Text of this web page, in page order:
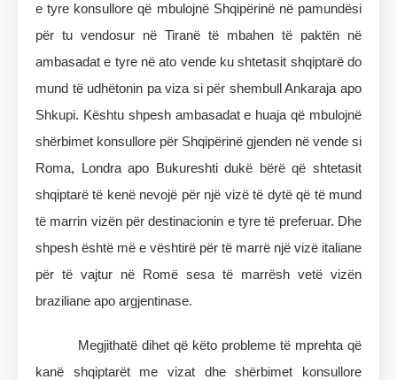
e tyre konsullore që mbulojnë Shqipërinë në pamundësi
për tu vendosur në Tiranë të mbahen të paktën në
ambasadat e tyre në ato vende ku shtetasit shqiptarë do
mund të udhëtonin pa viza si për shembull Ankaraja apo
Shkupi. Kështu shpesh ambasadat e huaja që mbulojnë
shërbimet konsullore për Shqipërinë gjenden në vende si
Roma, Londra apo Bukureshti dukë bërë që shtetasit
shqiptarë të kenë nevojë për një vizë të dytë që të mund
të marrin vizën për destinacionin e tyre të preferuar. Dhe
shpesh është më e vështirë për të marrë një vizë italiane
për të vajtur në Romë sesa të marrësh vetë vizën
braziliane apo argjentinase.
Megjithatë dihet që këto probleme të mprehta që
kanë shqiptarët me vizat dhe shërbimet konsullore